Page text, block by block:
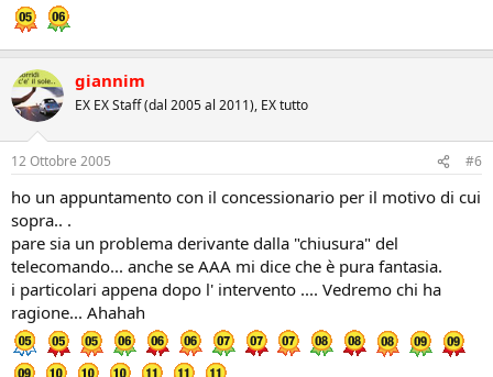
giannim
EX EX Staff (dal 2005 al 2011), EX tutto
12 Ottobre 2005 #6
ho un appuntamento con il concessionario per il motivo di cui
sopra.. .
pare sia un problema derivante dalla "chiusura" del
telecomando... anche se AAA mi dice che è pura fantasia.
i particolari appena dopo l' intervento .... Vedremo chi ha
ragione... Ahahah